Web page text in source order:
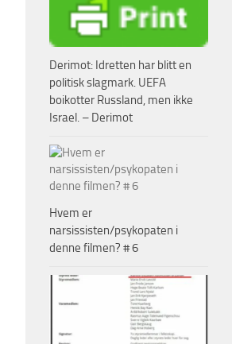
Derimot: Idretten har blitt en
politisk slagmark. UEFA
boikotter Russland, men ikke
Israel. – Derimot
Hvem er
narsissisten/psykopaten i
denne filmen? # 6